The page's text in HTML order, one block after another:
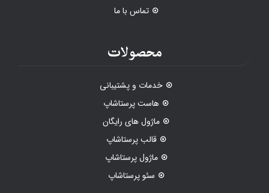
تماس با ما
محصولات
خدمات و پشتیبانی
هاست پرستاشاپ
ماژول های رایگان
قالب پرستاشاپ
ماژول پرستاشاپ
سئو پرستاشاپ